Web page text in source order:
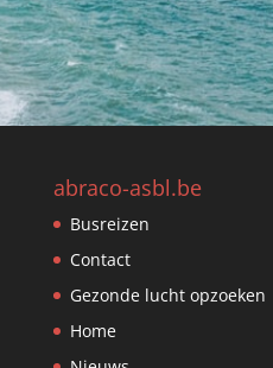
abraco-asbl.be
Busreizen
Contact
Gezonde lucht opzoeken
Home